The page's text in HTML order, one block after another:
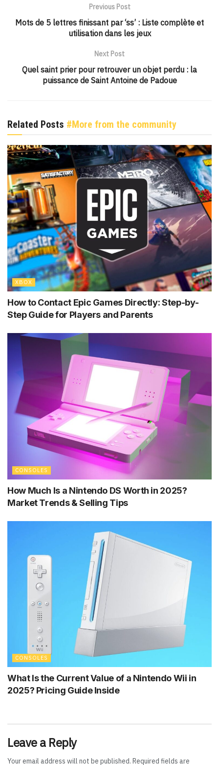
Previous Post
Mots de 5 lettres finissant par ‘ss’ : Liste complète et
utilisation dans les jeux
Next Post
Quel saint prier pour retrouver un objet perdu : la
puissance de Saint Antoine de Padoue
Related Posts #More from the community
XBOX
How to Contact Epic Games Directly: Step-by-
Step Guide for Players and Parents
CONSOLES
How Much Is a Nintendo DS Worth in 2025?
Market Trends & Selling Tips
CONSOLES
What Is the Current Value of a Nintendo Wii in
2025? Pricing Guide Inside
Leave a Reply
Your email address will not be published. Required fields are